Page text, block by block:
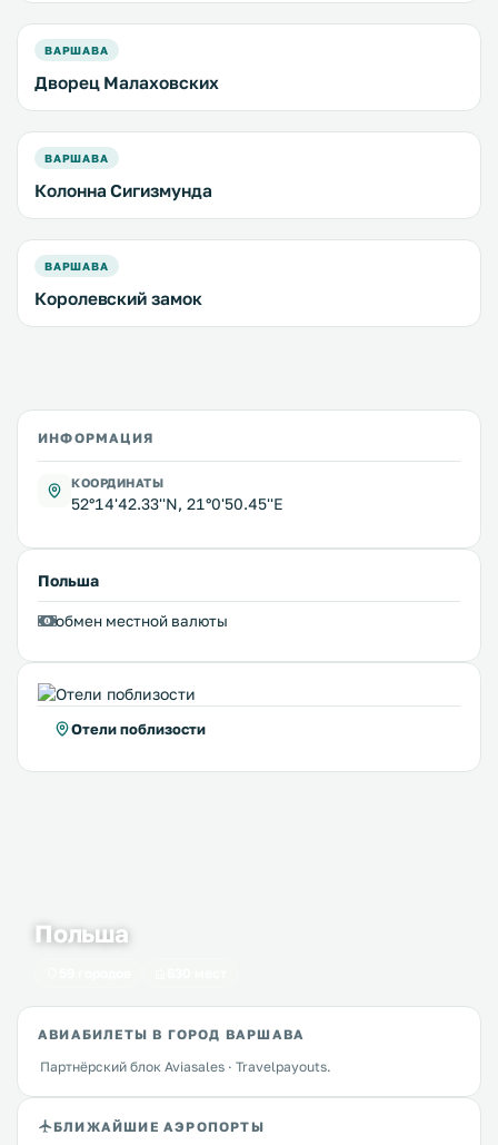
ВАРШАВА
Дворец Малаховских
ВАРШАВА
Колонна Сигизмунда
ВАРШАВА
Королевский замок
ИНФОРМАЦИЯ
КООРДИНАТЫ
52°14'42.33''N, 21°0'50.45''E
Польша
обмен местной валюты
Отели поблизости
Польша
АВИАБИЛЕТЫ В ГОРОД ВАРШАВА
Партнёрский блок Aviasales · Travelpayouts.
БЛИЖАЙШИЕ АЭРОПОРТЫ